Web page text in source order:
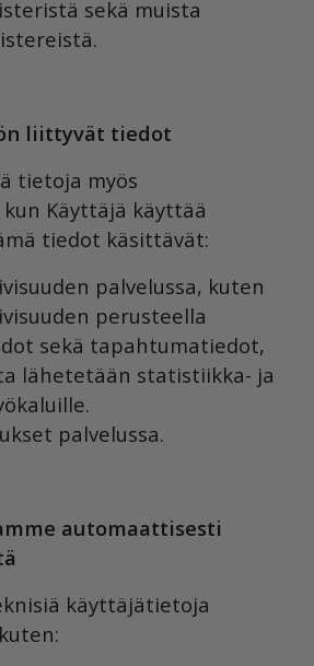
sekä muista
liittyvät tiedot
tietoja myös
Käyttäjä käyttää
tiedot käsittävät:
palvelussa, kuten
perusteella
sekä tapahtumatiedot,
lähetetään statistiikka- ja
palvelussa.
automaattisesti
käyttäjätietoja